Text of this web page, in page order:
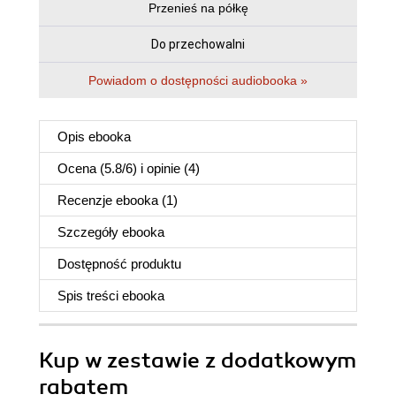
Przenieś na półkę
Do przechowalni
Powiadom o dostępności audiobooka »
Opis ebooka
Ocena (5.8/6) i opinie (4)
Recenzje ebooka (1)
Szczegóły ebooka
Dostępność produktu
Spis treści ebooka
Kup w zestawie z dodatkowym
rabatem